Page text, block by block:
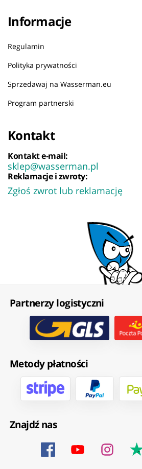
Informacje
Regulamin
Polityka prywatności
Sprzedawaj na Wasserman.eu
Program partnerski
Kontakt
Kontakt e-mail:
sklep@wasserman.pl
Reklamacje i zwroty:
Zgłoś zwrot lub reklamację
Partnerzy logistyczni
Metody płatności
Znajdź nas